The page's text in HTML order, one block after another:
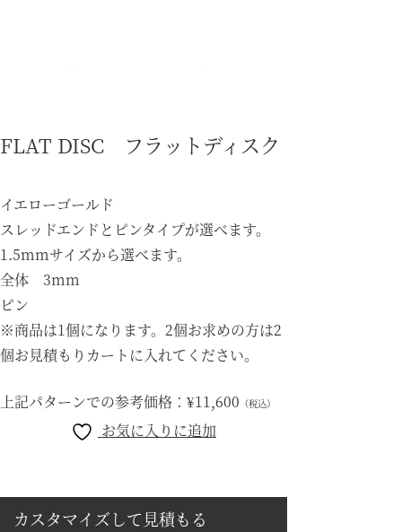
FLAT DISC フラットディスク
イエローゴールド
スレッドエンドとピンタイプが選べます。
1.5mmサイズから選べます。
全体 3mm
ピン
※商品は1個になります。2個お求めの方は2
個お見積もりカートに入れてください。
上記パターンでの参考価格： ¥11,600 （税込）
お気に入りに追加
カスタマイズして見積もる